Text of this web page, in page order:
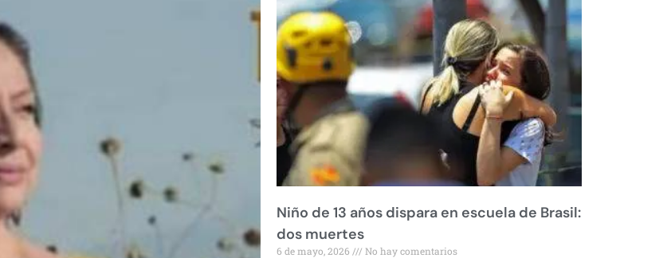
Niño de 13 años dispara en escuela de Brasil:
dos muertes
6 de mayo, 2026 No hay comentarios